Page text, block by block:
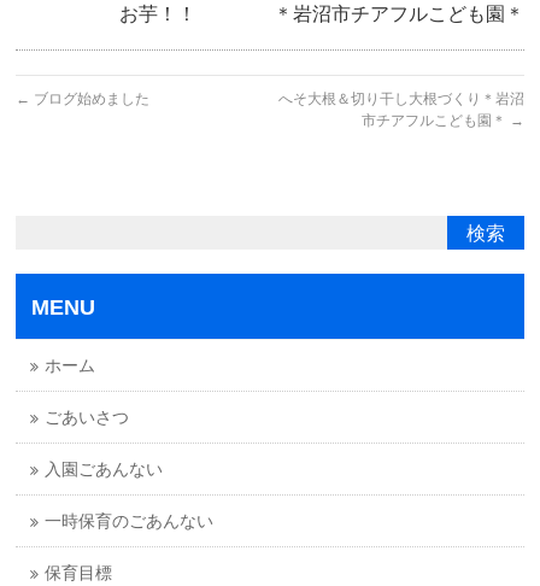
お芋！！ ＊岩沼市チアフルこども園＊
← ブログ始めました
へそ大根＆切り干し大根づくり＊岩沼
市チアフルこども園＊
→
MENU
ホーム
ごあいさつ
入園ごあんない
一時保育のごあんない
保育目標